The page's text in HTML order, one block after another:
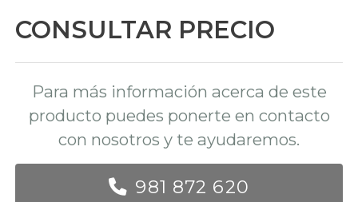
CONSULTAR PRECIO
Para más información acerca de este
producto puedes ponerte en contacto
con nosotros y te ayudaremos.
981 872 620